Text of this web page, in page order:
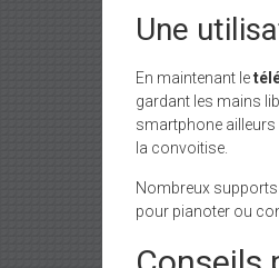
Une
En maintenant le
gardant les mains
smartphone ailleurs
la convoitise.
Nombreux supports
pour pianoter ou